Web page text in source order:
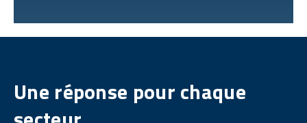
Une réponse pour chaque